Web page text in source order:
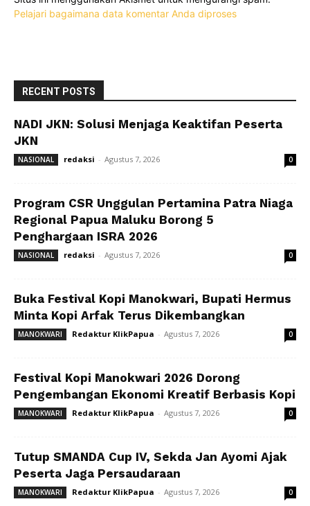
Pelajari bagaimana data komentar Anda diproses
RECENT POSTS
NADI JKN: Solusi Menjaga Keaktifan Peserta
JKN
NASIONAL redaksi - Agustus 7, 2026 0
Program CSR Unggulan Pertamina Patra Niaga
Regional Papua Maluku Borong 5
Penghargaan ISRA 2026
NASIONAL redaksi - Agustus 7, 2026 0
Buka Festival Kopi Manokwari, Bupati Hermus
Minta Kopi Arfak Terus Dikembangkan
MANOKWARI Redaktur KlikPapua - Agustus 7, 2026 0
Festival Kopi Manokwari 2026 Dorong
Pengembangan Ekonomi Kreatif Berbasis Kopi
MANOKWARI Redaktur KlikPapua - Agustus 7, 2026 0
Tutup SMANDA Cup IV, Sekda Jan Ayomi Ajak
Peserta Jaga Persaudaraan
MANOKWARI Redaktur KlikPapua - Agustus 7, 2026 0